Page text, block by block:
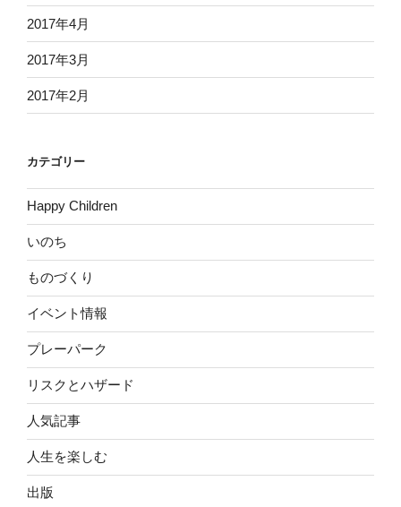
2017年4月
2017年3月
2017年2月
カテゴリー
Happy Children
いのち
ものづくり
イベント情報
プレーパーク
リスクとハザード
人気記事
人生を楽しむ
出版